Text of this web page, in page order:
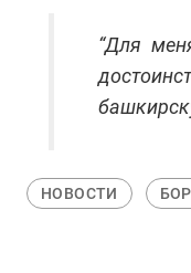
“Для
НОВОСТИ